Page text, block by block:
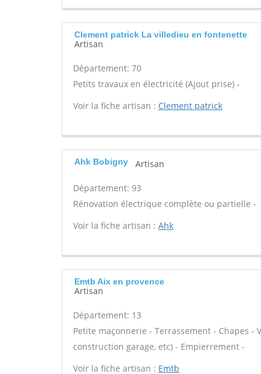
Clement patrick La villedieu en fontenette
Artisan
Département: 70
Petits travaux en électricité (Ajout prise) -
Voir la fiche artisan : Clement patrick
Ahk Bobigny Artisan
Département: 93
Rénovation électrique complète ou partielle -
Voir la fiche artisan : Ahk
Emtb Aix en provence
Artisan
Département: 13
Petite maçonnerie - Terrassement - Chapes -
construction garage, etc) - Empierrement -
Voir la fiche artisan : Emtb